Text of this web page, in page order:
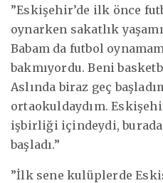
”Eskişehir’de ilk önce
oynarken sakatlık
Babam da futbol
bakmıyordu. Beni
Aslında biraz geç
ortaokuldaydım.
işbirliği içindeydi, burada
başladı.”
”İlk sene kulüplerde